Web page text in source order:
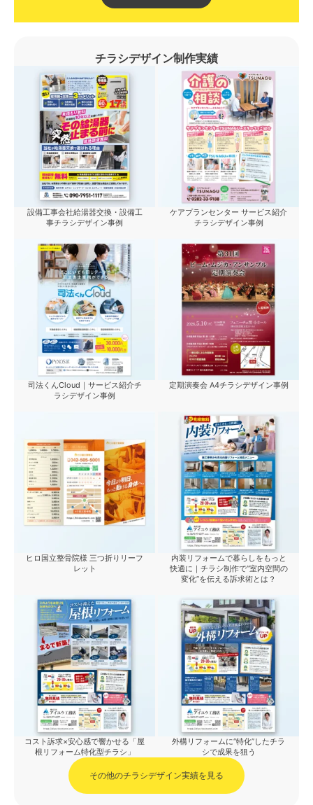
チラシデザイン制作実績
設備工事会社給湯器交換・設備工
事チラシデザイン事例
ケアプランセンター サービス紹介
チラシデザイン事例
司法くんCloud｜サービス紹介チ
ラシデザイン事例
定期演奏会 A4チラシデザイン事例
ヒロ国立整骨院様 三つ折りリーフ
レット
内装リフォームで暮らしをもっと
快適に｜チラシ制作で“室内空間の
変化”を伝える訴求術とは？
コスト訴求×安心感で響かせる「屋
根リフォーム特化型チラシ」
外構リフォームに“特化”したチラ
シで成果を狙う
その他のチラシデザイン実績を見る